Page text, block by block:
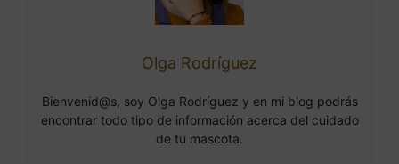
Olga Rodríguez
Bienvenid@s, soy Olga Rodríguez y en mi blog podrás
encontrar todo tipo de información acerca del cuidado
de tu mascota.